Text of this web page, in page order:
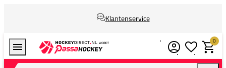
Klantenservice
Zoek naar...
0